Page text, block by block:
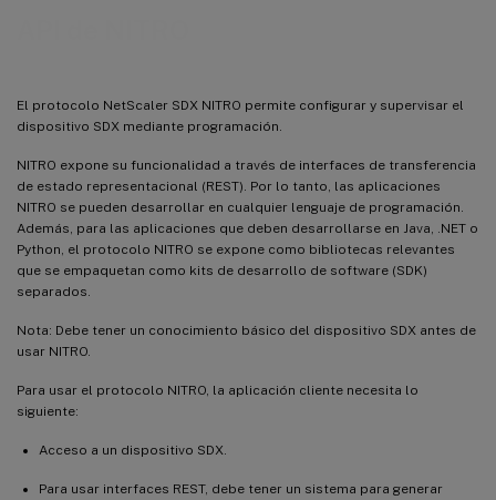
El protocolo NetScaler SDX NITRO permite configurar y supervisar el
dispositivo SDX mediante programación.
NITRO expone su funcionalidad a través de interfaces de transferencia
de estado representacional (REST). Por lo tanto, las aplicaciones
NITRO se pueden desarrollar en cualquier lenguaje de programación.
Además, para las aplicaciones que deben desarrollarse en Java, .NET o
Python, el protocolo NITRO se expone como bibliotecas relevantes
que se empaquetan como kits de desarrollo de software (SDK)
separados.
Nota: Debe tener un conocimiento básico del dispositivo SDX antes de
usar NITRO.
Para usar el protocolo NITRO, la aplicación cliente necesita lo
siguiente:
Acceso a un dispositivo SDX.
Para usar interfaces REST, debe tener un sistema para generar